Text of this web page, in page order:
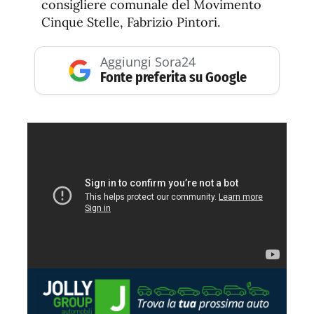
consigliere comunale del Movimento
Cinque Stelle, Fabrizio Pintori.
Aggiungi Sora24
Fonte preferita su Google